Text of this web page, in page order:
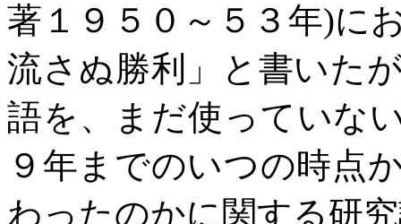
著１９５０～５３年)に
流さぬ勝利」と書いた
語を、まだ使っていな
９年までのいつの時点
わったのかに関する研